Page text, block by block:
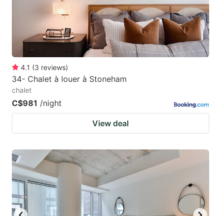
4.1 (3 reviews)
34- Chalet à louer à Stoneham
chalet
C$981 /night
View deal